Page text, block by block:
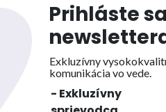
Prihláste
Exkluzívny
komunikácia vo vede.
- Exkluzívny